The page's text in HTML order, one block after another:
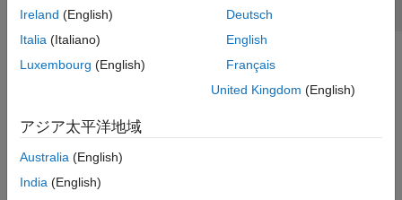
Ireland (English)
Italia (Italiano)
Luxembourg (English)
Deutsch
English
Français
United Kingdom (English)
アジア太平洋地域
Australia (English)
India (English)